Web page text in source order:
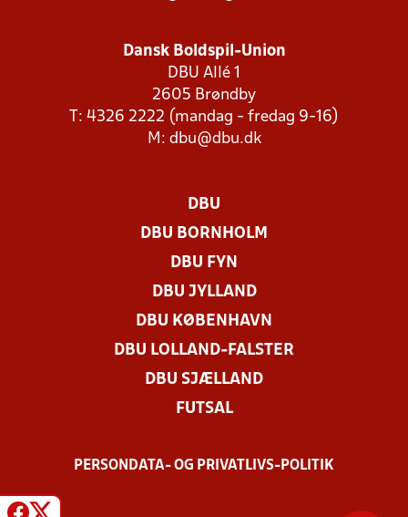
Dansk Boldspil-Union
DBU Allé 1
2605 Brøndby
T: 4326 2222 (mandag - fredag 9-16)
M: dbu@dbu.dk
DBU
DBU BORNHOLM
DBU FYN
DBU JYLLAND
DBU KØBENHAVN
DBU LOLLAND-FALSTER
DBU SJÆLLAND
FUTSAL
PERSONDATA- OG PRIVATLIVS-POLITIK